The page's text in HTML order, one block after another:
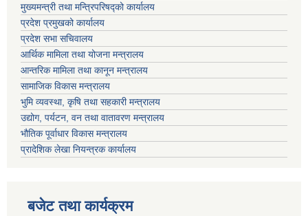
मुख्यमन्त्री तथा मन्त्रिपरिषद्को कार्यालय
प्रदेश प्रमुखको कार्यालय
प्रदेश सभा सचिवालय
आर्थिक मामिला तथा योजना मन्त्रालय
आन्तरिक मामिला तथा कानून मन्त्रालय
सामाजिक विकास मन्त्रालय
भुमि व्यवस्था, कृषि तथा सहकारी मन्त्रालय
उद्योग, पर्यटन, वन तथा वातावरण मन्त्रालय
भौतिक पूर्वाधार विकास मन्त्रालय
प्रादेशिक लेखा नियन्त्रक कार्यालय
बजेट तथा कार्यक्रम